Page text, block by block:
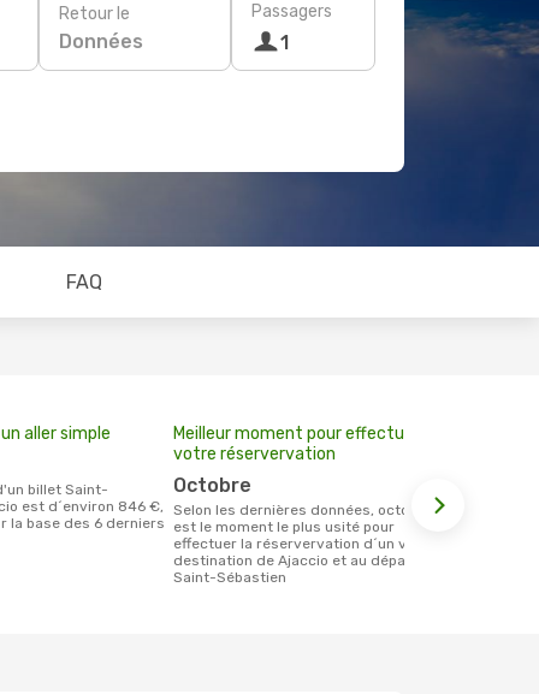
Retour le
Données
Passagers
1
FAQ
aller simple
est d´environ 846 €,
la base des 6 derniers
Meilleur moment pour effectuer
votre réservervation
octobre
Selon les dernières données, octobre
est le moment le plus usité pour
effectuer la réservervation d´un vol à
destination de Ajaccio et au départ de
Saint-Sébastien